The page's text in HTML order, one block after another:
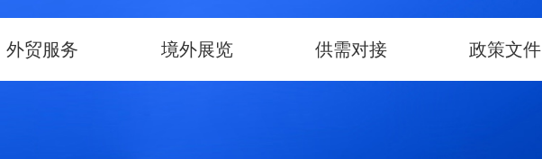
外贸服务 境外展览 供需对接 政策文件